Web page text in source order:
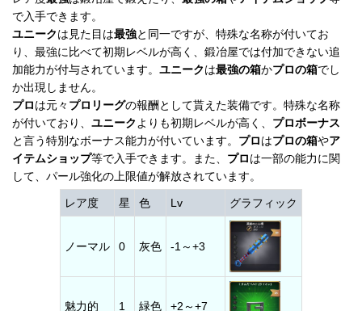
で入手できます。
ユニークは見た目は最強と同一ですが、特殊な名称が付いてお
り、最強に比べて初期レベルが高く、鍛冶屋では付加できない追
加能力が付与されています。 ユニークは最強の箱かプロの箱でし
か出現しません。
プロは元々 プロリーグの報酬として貰えた装備です。特殊な名称
が付いており、 ユニーク よりも初期レベルが高く、 プロボーナス
と言う特別なボーナス能力が付いています。 プロはプロの箱やア
イテムショップ等で入手できます。また、 プロは一部の能力に関
して、パール強化の上限値が解放されています。
レア度 星 色 Lv グラフィック
ノーマル 0 灰色 -1～+3
魅力的 1 緑色 +2～+7